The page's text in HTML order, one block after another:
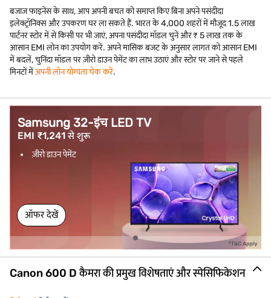
बजाज फाइनेंस के साथ, आप अपनी बचत को समाप्त किए बिना अपने पसंदीदा
इलेक्ट्रॉनिक्स और उपकरण घर ला सकते हैं. भारत के 4,000 शहरों में मौजूद 1.5 लाख
पार्टनर स्टोर में से किसी पर भी जाएं, अपना पसंदीदा मॉडल चुनें और ₹ 5 लाख तक के
आसान EMI लोन का उपयोग करें. अपने मासिक बजट के अनुसार लागत को आसान EMI
में बदलें, चुनिंदा मॉडल पर ज़ीरो डाउन पेमेंट का लाभ उठाएं और स्टोर पर जाने से पहले
मिनटों मेंअपनी लोन योग्यता चेक करें.
Samsung 32-इंच LED TV
EMI ₹1,241 से शुरू
ज़ीरो डाउन पेमेंट
ऑफर देखें
Canon 600 D कैमरा की प्रमुख विशेषताएं और स्पेसिफिकेशन